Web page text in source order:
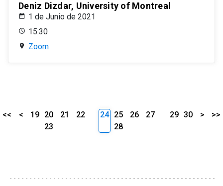
Deniz Dizdar, University of Montreal
1 de Junio de 2021
15:30
Zoom
<< < 19 20 21
22
23
24 25 26
27
28
29 30 > >>